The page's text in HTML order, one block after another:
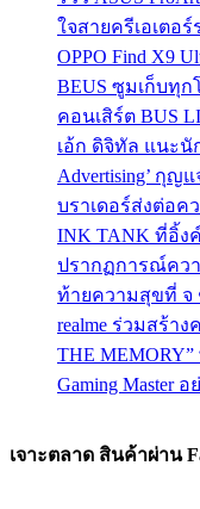
ใจสายครีเอเตอ
OPPO Find X9
BEUS ซูมเก็บทุ
คอนเสิร์ต BUS
เอ้ก ดิจิทัล แนะนั
Advertising’ กุญ
บราเดอร์ส่งต่อค
INK TANK ที่อิ้ง
ปรากฏการณ์คว
ท้ายความสุขที่ จ
realme ร่วมสร้า
THE
Gaming Master
เจาะตลาด สินค้าผ่าน